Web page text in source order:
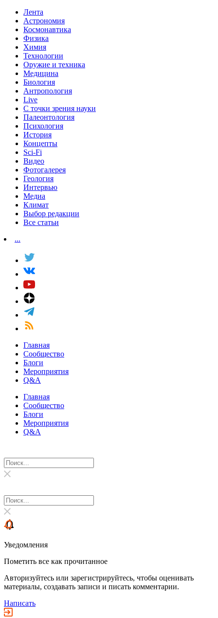
Лента
Астрономия
Космонавтика
Физика
Химия
Технологии
Оружие и техника
Медицина
Биология
Антропология
Live
С точки зрения науки
Палеонтология
Психология
История
Концепты
Sci-Fi
Видео
Фотогалерея
Геология
Интервью
Медиа
Климат
Выбор редакции
Все статьи
...
Главная
Сообщество
Блоги
Мероприятия
Q&A
Главная
Сообщество
Блоги
Мероприятия
Q&A
Уведомления
Пометить все как прочитанное
Авторизуйтесь или зарегистрируйтесь, чтобы оценивать
материалы, создавать записи и писать комментарии.
Написать